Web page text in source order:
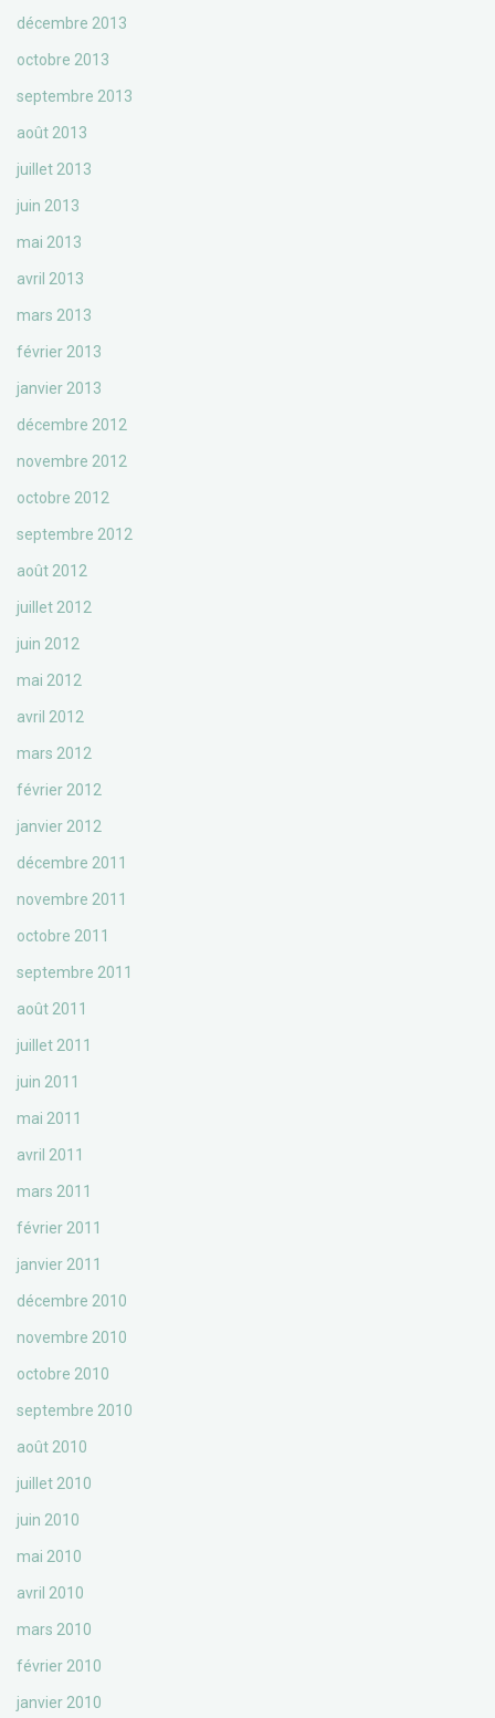
décembre 2013
octobre 2013
septembre 2013
août 2013
juillet 2013
juin 2013
mai 2013
avril 2013
mars 2013
février 2013
janvier 2013
décembre 2012
novembre 2012
octobre 2012
septembre 2012
août 2012
juillet 2012
juin 2012
mai 2012
avril 2012
mars 2012
février 2012
janvier 2012
décembre 2011
novembre 2011
octobre 2011
septembre 2011
août 2011
juillet 2011
juin 2011
mai 2011
avril 2011
mars 2011
février 2011
janvier 2011
décembre 2010
novembre 2010
octobre 2010
septembre 2010
août 2010
juillet 2010
juin 2010
mai 2010
avril 2010
mars 2010
février 2010
janvier 2010